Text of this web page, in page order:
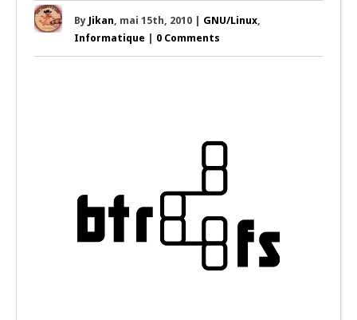
By Jikan, mai 15th, 2010 | GNU/Linux,
Informatique
0 Comments